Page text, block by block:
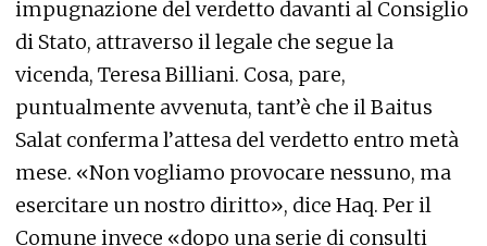
impugnazione del verdetto davanti al Consiglio
di Stato, attraverso il legale che segue la
vicenda, Teresa Billiani. Cosa, pare,
puntualmente avvenuta, tant’è che il Baitus
Salat conferma l’attesa del verdetto entro metà
mese. «Non vogliamo provocare nessuno, ma
esercitare un nostro diritto», dice Haq. Per il
Comune invece «dopo una serie di consulti